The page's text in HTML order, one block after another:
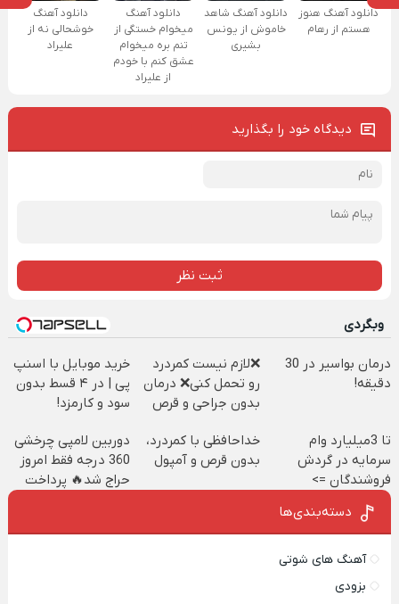
دانلود آهنگ هنوز
هستم از رهام
دانلود آهنگ شاهد
خاموش از یونس
بشیری
دانلود آهنگ
میخوام خستگی از
تنم بره میخوام
عشق کنم با خودم
از علیراد
دانلود آهنگ
خوشحالی نه از
علیراد
دیدگاه خود را بگذارید
ثبت نظر
وبگردی
درمان بواسیر در 30
دقیقه!
❌لازم نیست کمردرد
رو تحمل کنی❌ درمان
بدون جراحی و قرص
خرید موبایل با اسنپ
پی | در ۴ قسط بدون
سود و کارمزد!
تا 3میلیارد وام
سرمایه در گردش
فروشندگان =>
فروشگاهت رو ثبت
خداحافظی با کمردرد،
بدون قرص و آمپول
دوربین لامپی چرخشی
360 درجه فقط امروز
حراج شد🔥 پرداخت
دسته‌بندی‌ها
آهنگ های شوتی
بزودی